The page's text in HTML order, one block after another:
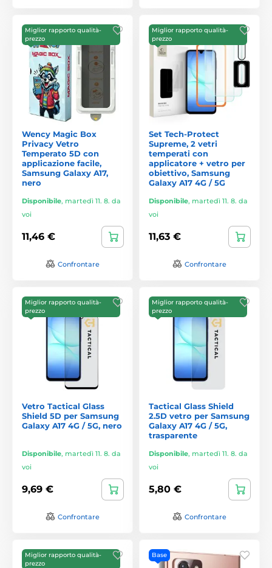
Miglior rapporto qualità-
prezzo
Wency Magic Box
Privacy Vetro
Temperato 5D con
applicazione facile,
Samsung Galaxy A17,
nero
Disponibile, martedì 11. 8. da
voi
11,46 €
Confrontare
Miglior rapporto qualità-
prezzo
Set Tech-Protect
Supreme, 2 vetri
temperati con
applicatore + vetro per
obiettivo, Samsung
Galaxy A17 4G / 5G
Disponibile, martedì 11. 8. da
voi
11,63 €
Confrontare
Miglior rapporto qualità-
prezzo
Vetro Tactical Glass
Shield 5D per Samsung
Galaxy A17 4G / 5G, nero
Disponibile, martedì 11. 8. da
voi
9,69 €
Confrontare
Miglior rapporto qualità-
prezzo
Tactical Glass Shield
2.5D vetro per Samsung
Galaxy A17 4G / 5G,
trasparente
Disponibile, martedì 11. 8. da
voi
5,80 €
Confrontare
Miglior rapporto qualità-
prezzo
Base